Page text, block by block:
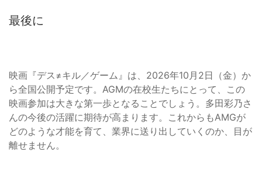
最後に
映画『デス≠キル／ゲーム』は、2026年10月2日（金）か
ら全国公開予定です。AGMの在校生たちにとって、この
映画参加は大きな第一歩となることでしょう。多田彩乃さ
んの今後の活躍に期待が高まります。これからもAMGが
どのような才能を育て、業界に送り出していくのか、目が
離せません。